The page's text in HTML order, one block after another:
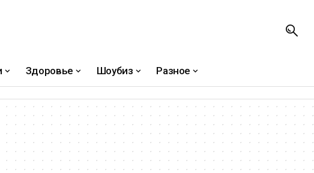
Здоровье Шоубиз Разное